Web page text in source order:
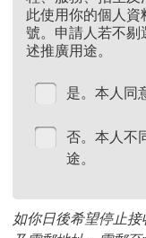
此使用你的個人
號。申請人若不剔
述推廣用途。
是。本人同
否。本人不
途。
如你日後希望停止